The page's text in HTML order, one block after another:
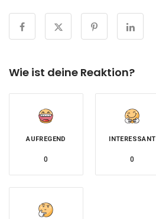
Wie ist deine Reaktion?
AUFREGEND
0
INTERESSANT
0